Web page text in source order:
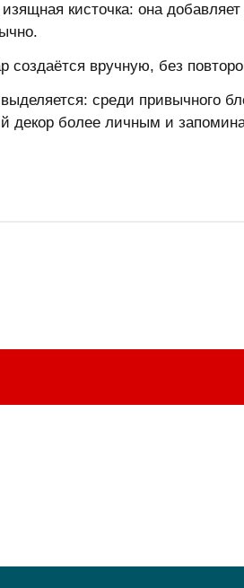
кисточка: она
создаётся вручную, без
среди привычного
декор более личным и